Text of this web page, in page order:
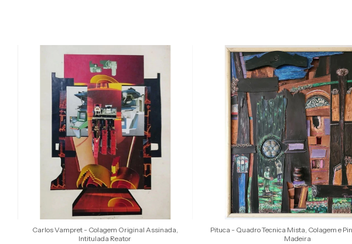
Carlos Vampret - Colagem Original Assinada,
Intitulada Reator
Pituca - Quadro Tecnica Mista, Colagem e
Madeira